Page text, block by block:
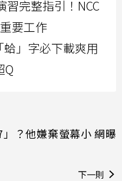
完整指引！NCC
要工作
蛤」字必下載爽用
Q
？他嫌棄螢幕小 網曝
下一則